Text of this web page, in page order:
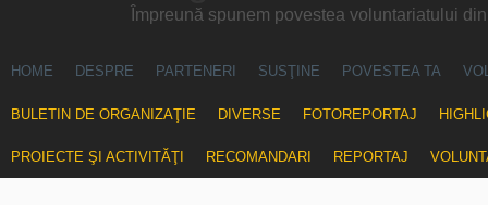
Împreună spunem povestea voluntariatului
HOME DESPRE PARTENERI SUSŢINE POVESTEA TA
BULETIN DE ORGANIZAŢIE DIVERSE FOTOREPORTAJ
PROIECTE ŞI ACTIVITĂŢI RECOMANDARI REPORTAJ